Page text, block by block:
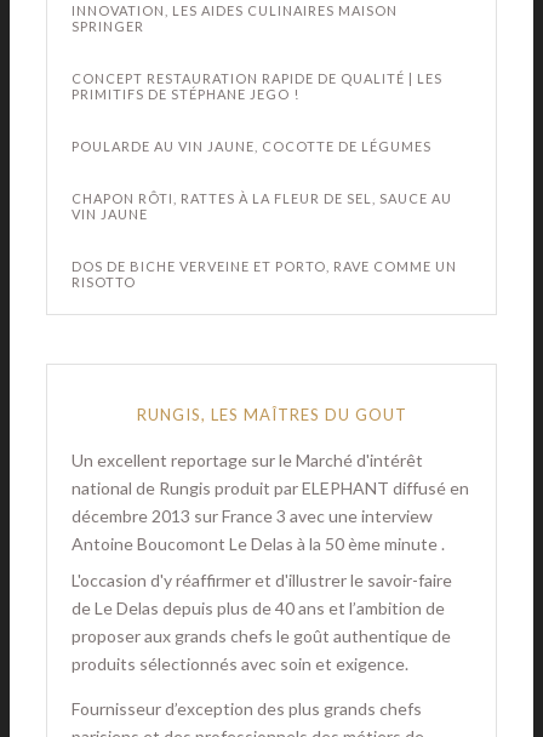
INNOVATION, LES AIDES CULINAIRES MAISON
SPRINGER
CONCEPT RESTAURATION RAPIDE DE QUALITÉ | LES
PRIMITIFS DE STÉPHANE JEGO !
POULARDE AU VIN JAUNE, COCOTTE DE LÉGUMES
CHAPON RÔTI, RATTES À LA FLEUR DE SEL, SAUCE AU
VIN JAUNE
DOS DE BICHE VERVEINE ET PORTO, RAVE COMME UN
RISOTTO
RUNGIS, LES MAÎTRES DU GOUT
Un excellent reportage sur le Marché d'intérêt
national de Rungis produit par ELEPHANT diffusé en
décembre 2013 sur France 3 avec une interview
Antoine Boucomont Le Delas à la 50 ème minute .
L'occasion d'y réaffirmer et d'illustrer le savoir-faire
de Le Delas depuis plus de 40 ans et l’ambition de
proposer aux grands chefs le goût authentique de
produits sélectionnés avec soin et exigence.
Fournisseur d’exception des plus grands chefs